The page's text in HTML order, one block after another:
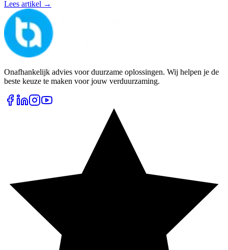
Lees artikel →
Onafhankelijk advies voor duurzame oplossingen. Wij helpen je de
beste keuze te maken voor jouw verduurzaming.